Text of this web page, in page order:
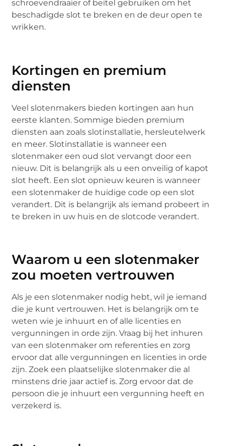
schroevendraaier of beitel gebruiken om het
beschadigde slot te breken en de deur open te
wrikken.
Kortingen en premium
diensten
Veel slotenmakers bieden kortingen aan hun
eerste klanten. Sommige bieden premium
diensten aan zoals slotinstallatie, hersleutelwerk
en meer. Slotinstallatie is wanneer een
slotenmaker een oud slot vervangt door een
nieuw. Dit is belangrijk als u een onveilig of kapot
slot heeft. Een slot opnieuw keuren is wanneer
een slotenmaker de huidige code op een slot
verandert. Dit is belangrijk als iemand probeert in
te breken in uw huis en de slotcode verandert.
Waarom u een slotenmaker
zou moeten vertrouwen
Als je een slotenmaker nodig hebt, wil je iemand
die je kunt vertrouwen. Het is belangrijk om te
weten wie je inhuurt en of alle licenties en
vergunningen in orde zijn. Vraag bij het inhuren
van een slotenmaker om referenties en zorg
ervoor dat alle vergunningen en licenties in orde
zijn. Zoek een plaatselijke slotenmaker die al
minstens drie jaar actief is. Zorg ervoor dat de
persoon die je inhuurt een vergunning heeft en
verzekerd is.